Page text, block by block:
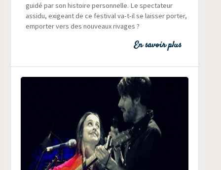
gui­dé par son his­toire per­son­nelle. Le spec­ta­teur
assi­du, exi­geant de ce fes­ti­val va-t-il se lais­ser por­ter,
empor­ter vers des nou­veaux rivages ?
En savoir plus